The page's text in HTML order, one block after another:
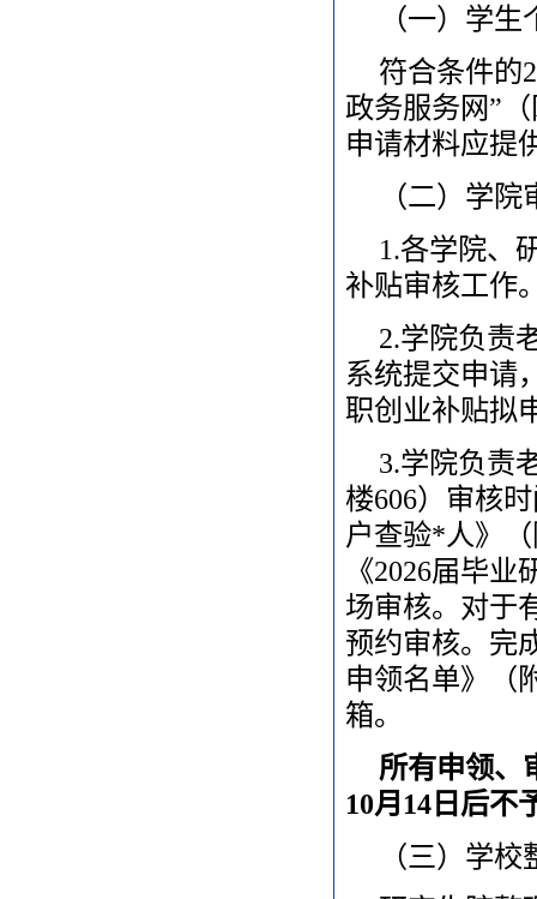
（一）学
符合条件的
政务服务网”
申请材料应提
（二）学
1.各学院、
补贴审核工作
2.学院负责
系统提交申请
职创业补贴拟
3.学院负责
楼606）审核
户查验*人》
《2026届毕
场审核。对于
预约审核。完
申领名单》（
箱。
所有申领、
10月14日后不
（三）学